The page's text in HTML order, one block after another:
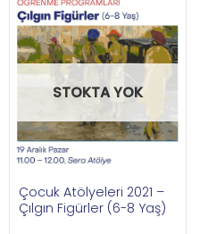
STOKTA YOK
Çocuk Atölyeleri 2021 –
Çılgın Figürler (6-8 Yaş)